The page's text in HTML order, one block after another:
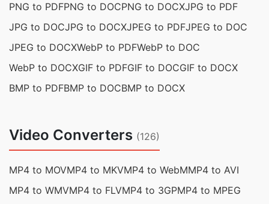
PNG to PDFPNG to DOCPNG to DOCXJPG to PDF
JPG to DOCJPG to DOCXJPEG to PDFJPEG to DOC
JPEG to DOCXWebP to PDFWebP to DOC
WebP to DOCXGIF to PDFGIF to DOCGIF to DOCX
BMP to PDFBMP to DOCBMP to DOCX
Video Converters (126)
MP4 to MOVMP4 to MKVMP4 to WebMMP4 to AVI
MP4 to WMVMP4 to FLVMP4 to 3GPMP4 to MPEG